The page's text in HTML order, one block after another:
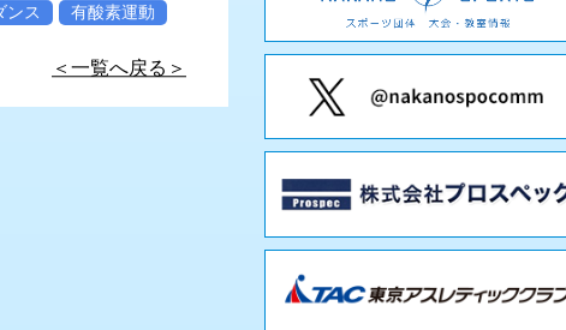
ンス 有酸素運動
＜一覧へ戻る＞